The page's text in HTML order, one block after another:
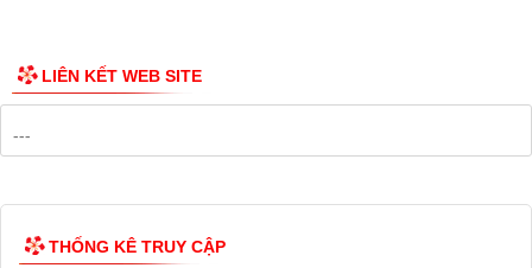
LIÊN KẾT WEB SITE
THỐNG KÊ TRUY CẬP